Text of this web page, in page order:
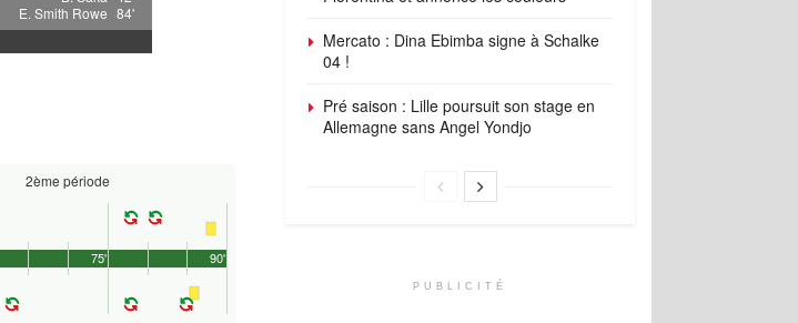
E. Smith Rowe 84'
2ème période
90'
75'
Mercato : Dina Ebimba signe à Schalke
04 !
Pré saison : Lille poursuit son stage en
Allemagne sans Angel Yondjo
PUBLICITÉ